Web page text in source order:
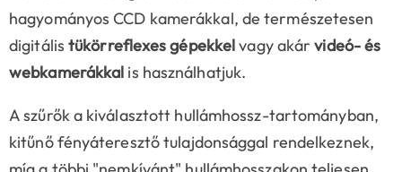
hagyományos CCD kamerákkal, de természetesen
digitális tükörreflexes gépekkelvagy akár videó- és
webkamerákkal is használhatjuk.
A szűrők a kiválasztott hullámhossz-tartományban,
kitűnő fényáteresztő tulajdonsággal rendelkeznek,